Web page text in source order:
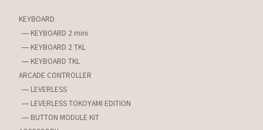
KEYBOARD
KEYBOARD 2 mini
KEYBOARD 2 TKL
KEYBOARD TKL
ARCADE CONTROLLER
LEVERLESS
LEVERLESS TOKOYAMI EDITION
BUTTON MODULE KIT